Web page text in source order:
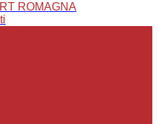
ROMAGNA